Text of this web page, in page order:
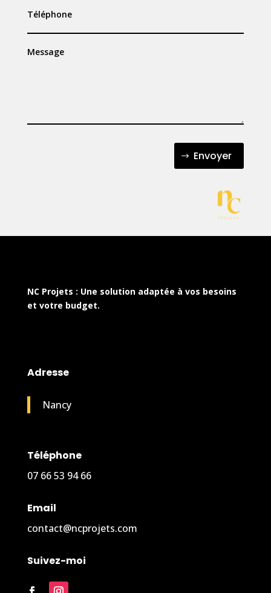
Envoyer
NC Projets : Une solution adaptée à vos besoins
et votre budget.
Adresse
Nancy
Téléphone
07 66 53 94 66
Email
contact@ncprojets.com
Suivez-moi